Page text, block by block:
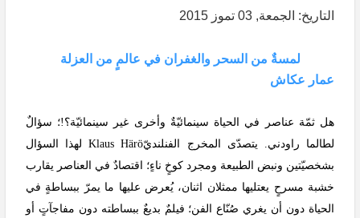
التاريخ: الجمعة, 03 تموز 2015
لمسةٌ من السحر والغفران في عالمٍ من العزلة
عمار عكاش
هل ثمّة عناصر في الحياة سينمائيّةٌ وأخرى غير سينمائيّة؟!؛ سؤالٌ
لطالما راودني. يتصدّى المخرج الفنلنديّKlaus Häröلهذا السؤال
بشخصيّتين ونبض الطبيعة ومجرد كوخٍ ناءٍ؛ اقتصادٌ في العناصر يقارب
خشبة مسرحٍ يعتليها ممثلان اثنان، يُعرض عليها ما يمرّ ببساطةٍ في
الحياة دون أن يغري صُنّاع الفن؛ فيلمٌ بديعٌ ببساطته دون مفاجآتٍ أو